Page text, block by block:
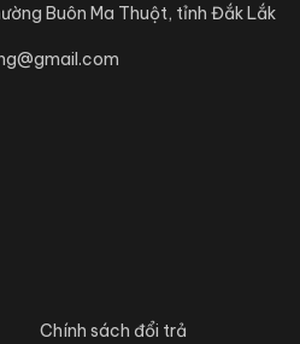
Buôn Ma Thuột, tỉnh Đắk Lắk
Chính sách đổi trả